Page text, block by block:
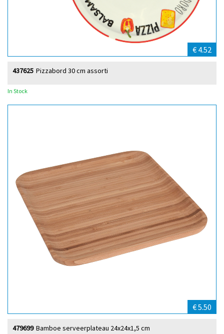
€ 4.52
Pizzabord 30 cm assorti
437625
In Stock
€ 5.50
Bamboe serveerplateau 24x24x1,5 cm
479699